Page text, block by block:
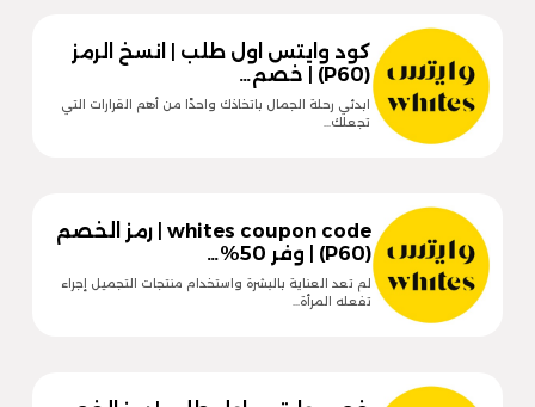
كود وايتس اول طلب | انسخ الرمز
(P60) | خصم…
ابدئي رحلة الجمال باتخاذك واحدًا من أهم القرارات التي
تجعلك…
whites coupon code | رمز الخصم
(P60) | وفر 50%…
لم تعد العناية بالبشرة واستخدام منتجات التجميل إجراء
تفعله المرأة…